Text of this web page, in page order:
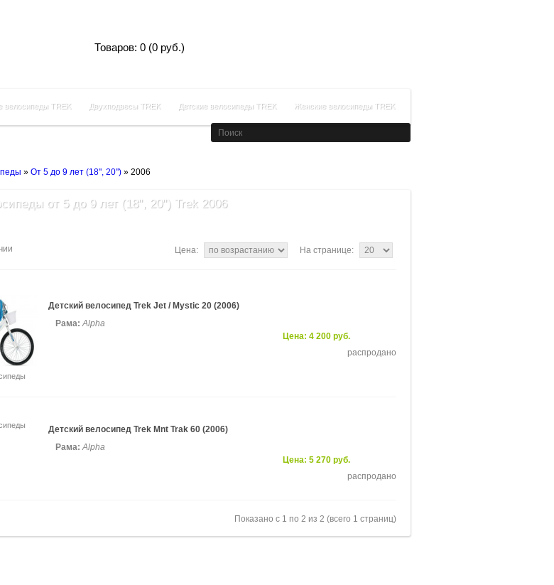
Товаров: 0 (0 руб.)
велосипеды TREK Двухподвесы TREK Детские велосипеды TREK Женские велосипеды TREK
» От 5 до 9 лет (18", 20") » 2006
от 5 до 9 лет (18", 20") Trek 2006
На странице:
Цена:
Детский велосипед Trek Jet / Mystic 20 (2006)
Рама:Alpha
Цена: 4 200 руб.
распродано
Детский велосипед Trek Mnt Trak 60 (2006)
Рама:Alpha
Цена: 5 270 руб.
распродано
Показано с 1 по 2 из 2 (всего 1 страниц)